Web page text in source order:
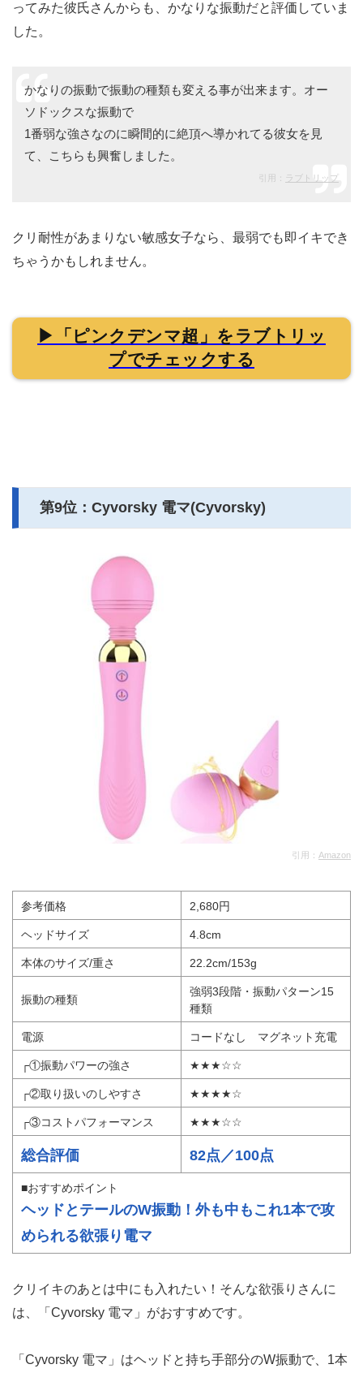
ってみた彼氏さんからも、かなりな振動だと評価していま
した。
かなりの振動で振動の種類も変える事が出来ます。オー
ソドックスな振動で
1番弱な強さなのに瞬間的に絶頂へ導かれてる彼女を見
て、こちらも興奮しました。
引用： ラブトリップ
クリ耐性があまりない敏感女子なら、最弱でも即イキでき
ちゃうかもしれません。
▶「ピンクデンマ超」をラブトリッ
プでチェックする
第9位：Cyvorsky 電マ(Cyvorsky)
引用： Amazon
参考価格 2,680円
ヘッドサイズ 4.8cm
本体のサイズ/重さ 22.2cm/153g
振動の種類
強弱3段階・振動パターン15
種類
電源 コードなし マグネット充電
┌①振動パワーの強さ ★★★☆☆
┌②取り扱いのしやすさ ★★★★☆
┌③コストパフォーマンス ★★★☆☆
総合評価 82点／100点
■おすすめポイント
ヘッドとテールのW振動！外も中もこれ1本で攻
められる欲張り電マ
クリイキのあとは中にも入れたい！そんな欲張りさんに
は、「Cyvorsky 電マ」がおすすめです。
「Cyvorsky 電マ」はヘッドと持ち手部分のW振動で、1本